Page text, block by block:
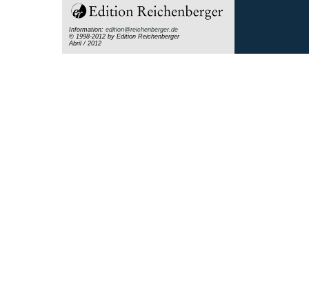
Information: edition@reichenberger.de
© 1998-2012 by Edition Reichenberger
Abril / 2012